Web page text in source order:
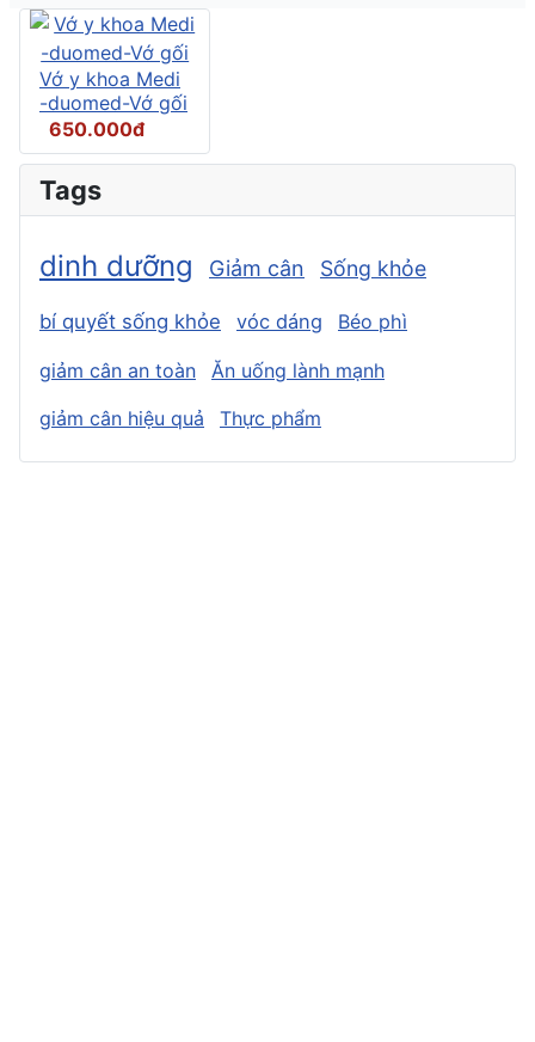
Vớ y khoa Medi
-duomed-Vớ gối
650.000đ
Tags
dinh dưỡng Giảm cân Sống khỏe
bí quyết sống khỏe vóc dáng Béo phì
giảm cân an toàn
Ăn uống lành mạnh
giảm cân hiệu quả
Thực phẩm